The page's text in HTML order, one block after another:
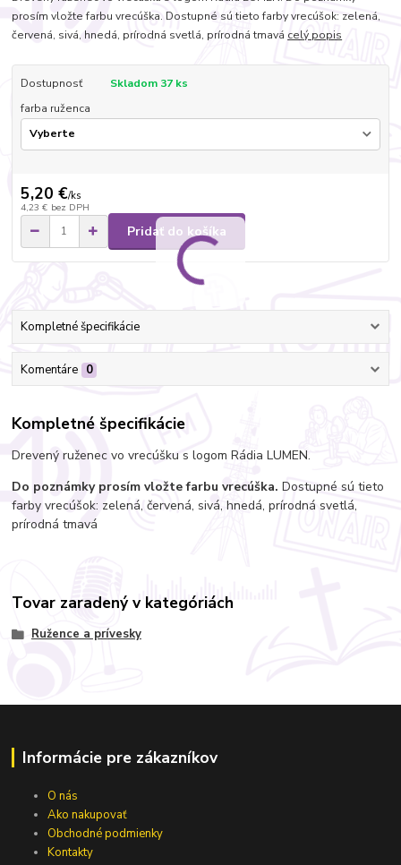
prosím vložte farbu vrecúška. Dostupné sú tieto farby vrecúšok: zelená,
červená, sivá, hnedá, prírodná svetlá, prírodná tmavá celý popis
Dostupnosť
Skladom 37 ks
farba ruženca
5,20 €/ks
4,23 € bez DPH
Pridať do košíka
Kompletné špecifikácie
Komentáre 0
Kompletné špecifikácie
Drevený ruženec vo vrecúšku s logom Rádia LUMEN.
Do poznámky prosím vložte farbu vrecúška. Dostupné sú tieto
farby vrecúšok: zelená, červená, sivá, hnedá, prírodná svetlá,
prírodná tmavá
Tovar zaradený v kategóriách
Ružence a prívesky
Informácie pre zákazníkov
O nás
Ako nakupovať
Obchodné podmienky
Kontakty